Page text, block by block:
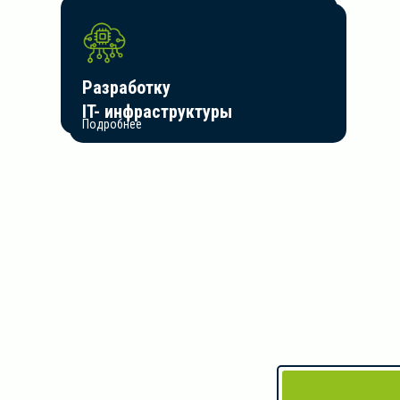
Экспертный анализ
инженерных расчетов
Подробнее
Разработку
IT- инфраструктуры
Подробнее